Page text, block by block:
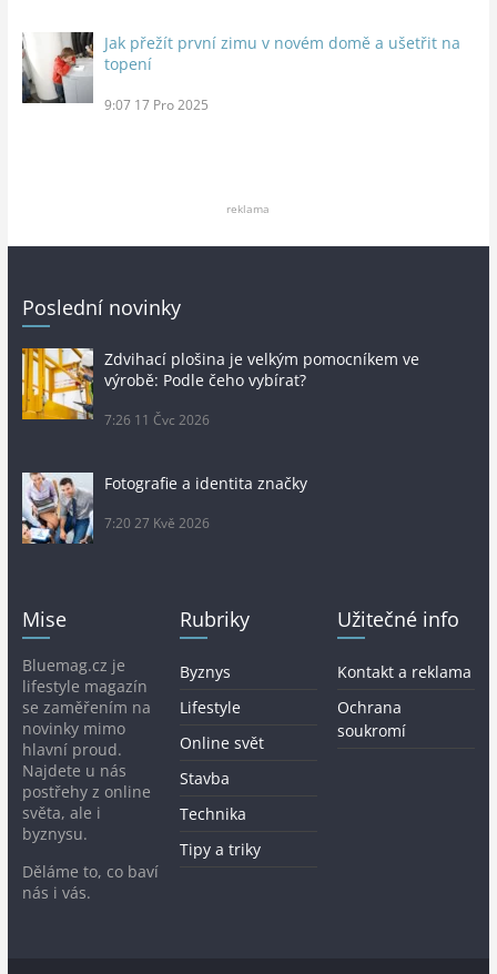
Jak přežít první zimu v novém domě a ušetřit na
topení
9:07 17 Pro 2025
reklama
Poslední novinky
Zdvihací plošina je velkým pomocníkem ve
výrobě: Podle čeho vybírat?
7:26 11 Čvc 2026
Fotografie a identita značky
7:20 27 Kvě 2026
Mise
Bluemag.cz je
lifestyle magazín
se zaměřením na
novinky mimo
hlavní proud.
Najdete u nás
postřehy z online
světa, ale i
byznysu.
Děláme to, co baví
nás i vás.
Rubriky
Byznys
Lifestyle
Online svět
Stavba
Technika
Tipy a triky
Užitečné info
Kontakt a reklama
Ochrana
soukromí